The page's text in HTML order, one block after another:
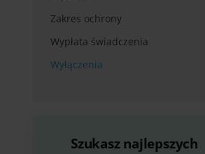
Zakres ochrony
Wypłata świadczenia
Wyłączenia
Szukasz najlepszych